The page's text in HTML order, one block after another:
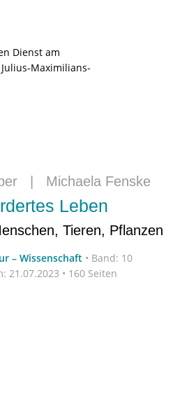
Dienst am
Maximilians-
Michaela Fenske
Leben
Tieren, Pflanzen
– Wissenschaft • Band: 10
21.07.2023 • 160 Seiten